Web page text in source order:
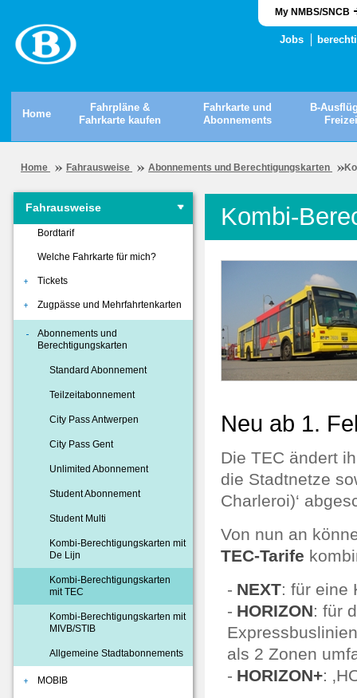
My NMBS/SNCB
Jobs
Home
Fahrpläne &
Fahrkarte kaufen
Fahrkarte und
Abonnements
B-
Home Fahrausweise Abonnements und Berechtigungskarten
Fahrausweise
Bordtarif
Welche Fahrkarte für mich?
Tickets
Zugpässe und Mehrfahrtenkarten
Abonnements und
Berechtigungskarten
Standard Abonnement
Teilzeitabonnement
City Pass Antwerpen
City Pass Gent
Unlimited Abonnement
Student Abonnement
Student Multi
Kombi-Berechtigungskarten mit
De Lijn
Kombi-Berechtigungskarten
mit TEC
Kombi-Berechtigungskarten mit
MIVB/STIB
Allgemeine Stadtabonnements
MOBIB
Kombi-
Neu ab 1.
Die TEC ändert
die Stadtnetze
Charleroi)‘
Von nun an
TEC-Tarife
NEXT: für eine
HORIZON: für
als 2 Zonen
HORIZON+: